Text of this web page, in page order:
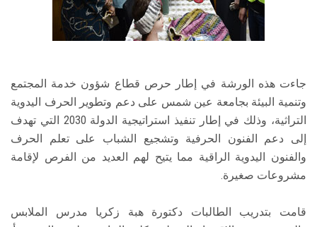
جاءت هذه الورشة في إطار حرص قطاع شؤون خدمة المجتمع
وتنمية البيئة بجامعة عين شمس على دعم وتطوير الحرف اليدوية
التراثية، وذلك في إطار تنفيذ استراتيجية الدولة 2030 التي تهدف
إلى دعم الفنون الحرفية وتشجيع الشباب على تعلم الحرف
والفنون اليدوية الراقية مما يتيح لهم العديد من الفرص لإقامة
مشروعات صغيرة.
قامت بتدريب الطالبات دكتورة هبة زكريا مدرس الملابس